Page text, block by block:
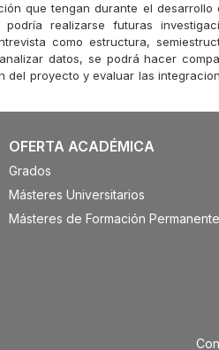
que tengan durante el desarrollo
realizarse futuras
como estructura,
datos, se podrá hacer
del proyecto y evaluar las
OFERTA ACADÉMICA
Grados
Másteres Universitarios
Másteres de Formación Permanente